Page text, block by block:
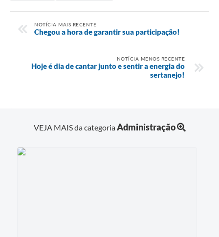
NOTÍCIA MAIS RECENTE
Chegou a hora de garantir sua participação!
NOTÍCIA MENOS RECENTE
Hoje é dia de cantar junto e sentir a energia do
sertanejo!
VEJA MAIS da categoriaAdministração